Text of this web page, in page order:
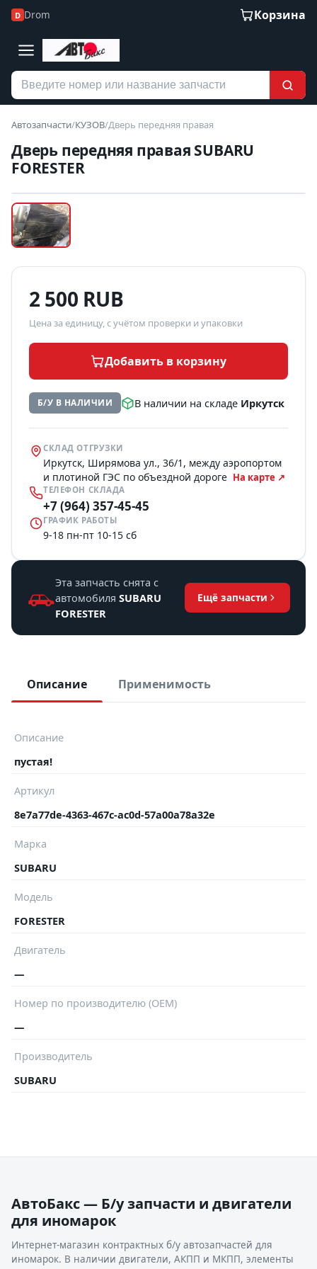
D Drom Корзина
Автозапчасти/КУЗОВ/Дверь передняя правая
Дверь передняя правая SUBARU
FORESTER
Б/У В НАЛИЧИИ
2 500 RUB
Цена за единицу, с учётом проверки и упаковки
Добавить в корзину
Б/У В НАЛИЧИИ В наличии на складе Иркутск
СКЛАД ОТГРУЗКИ
Иркутск, Ширямова ул., 36/1, между аэропортом
и плотиной ГЭС по объездной дороге На карте ↗
ТЕЛЕФОН СКЛАДА
+7 (964) 357-45-45
ГРАФИК РАБОТЫ
9-18 пн-пт 10-15 сб
Эта запчасть снята с
автомобиля SUBARU
FORESTER
Ещё запчасти
Описание Применимость
Описание
пустая!
Артикул
8e7a77de-4363-467c-ac0d-57a00a78a32e
Марка
SUBARU
Модель
FORESTER
Двигатель
—
Номер по производителю (OEM)
—
Производитель
SUBARU
АвтоБакс — Б/у запчасти и двигатели
для иномарок
Интернет-магазин контрактных б/у автозапчастей для
иномарок. В наличии двигатели, АКПП и МКПП, элементы